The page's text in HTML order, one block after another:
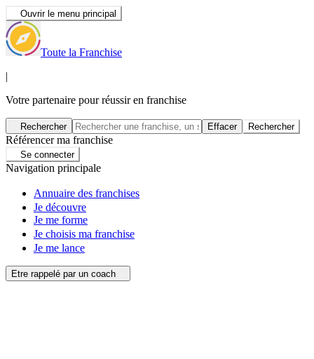
Ouvrir le menu principal
Toute la Franchise
|
Votre partenaire pour réussir en franchise
Rechercher Effacer Rechercher
Référencer ma franchise
Se connecter
Navigation principale
Annuaire des franchises
Je découvre
Je me forme
Je choisis ma franchise
Je me lance
Etre rappelé par un coach